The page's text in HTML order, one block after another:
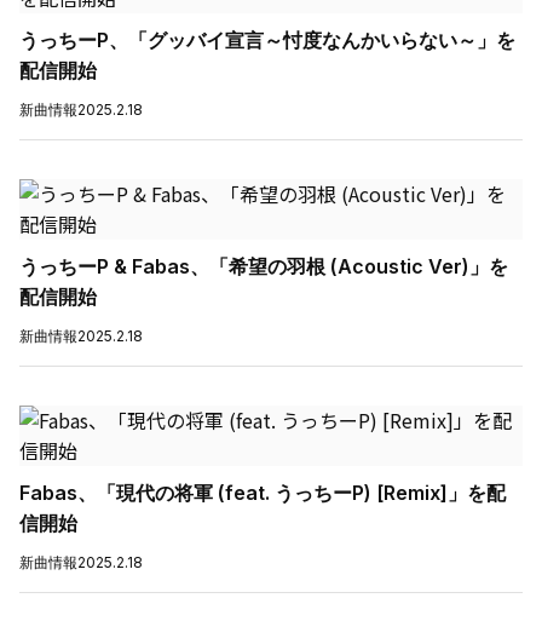
うっちーP、「グッバイ宣言～忖度なんかいらない～」を
配信開始
新曲情報2025.2.18
うっちーP & Fabas、「希望の羽根 (Acoustic Ver)」を
配信開始
新曲情報2025.2.18
Fabas、「現代の将軍 (feat. うっちーP) [Remix]」を配
信開始
新曲情報2025.2.18